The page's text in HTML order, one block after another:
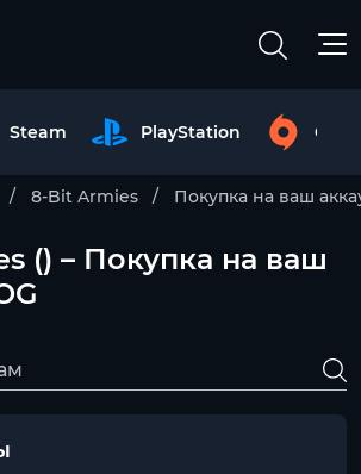
Steam PlayStation
8-Bit Armies Покупка на ваш
() – Покупка на ваш